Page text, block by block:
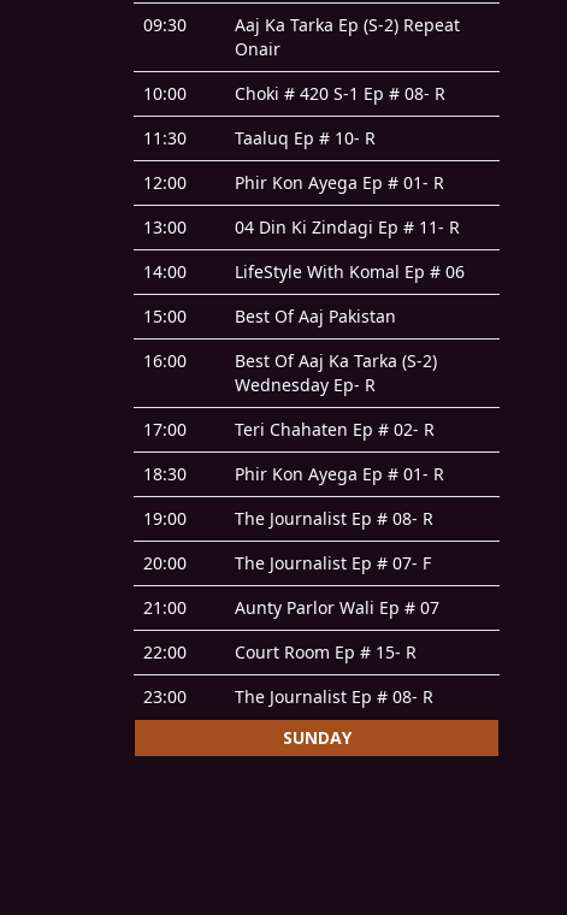
09:30
Aaj Ka Tarka Ep (S-2) Repeat
Onair
10:00
Choki # 420 S-1 Ep # 08- R
11:30
Taaluq Ep # 10- R
12:00
Phir Kon Ayega Ep # 01- R
13:00
04 Din Ki Zindagi Ep # 11- R
14:00
LifeStyle With Komal Ep # 06
15:00
Best Of Aaj Pakistan
16:00
Best Of Aaj Ka Tarka (S-2)
Wednesday Ep- R
17:00
Teri Chahaten Ep # 02- R
18:30
Phir Kon Ayega Ep # 01- R
19:00
The Journalist Ep # 08- R
20:00
The Journalist Ep # 07- F
21:00
Aunty Parlor Wali Ep # 07
22:00
Court Room Ep # 15- R
23:00
The Journalist Ep # 08- R
SUNDAY